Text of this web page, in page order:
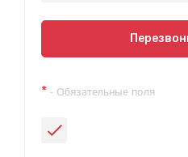
Показать на
ул. Пригородная 1/1 (при
* - Обязательные поля